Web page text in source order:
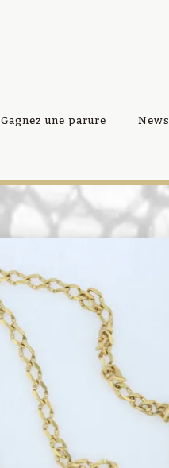
Gagnez une parure News